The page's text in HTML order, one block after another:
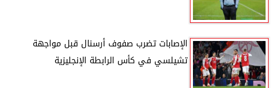
الإصابات تضرب صفوف أرسنال قبل مواجهة
تشيلسي في كأس الرابطة الإنجليزية